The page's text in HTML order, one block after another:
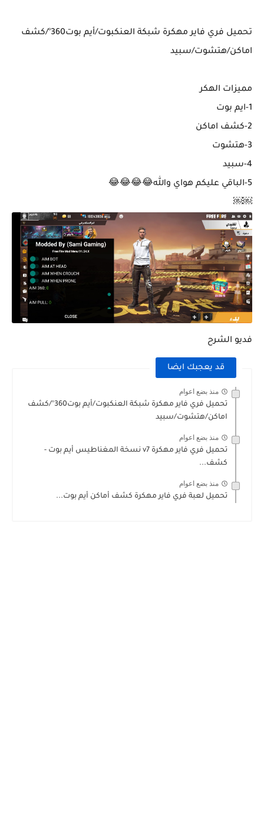
تحميل فري فاير مهكرة شبكة العنكبوت/أيم بوت360°/كشف
اماكن/هتشوت/سبيد
مميزات الهكر
1-ايم بوت
2-كشف اماكن
3-هتشوت
4-سبيد
5-الباقي عليكم هواي والله😂😂😂😂
￼￼
فديو الشرح
قد يعجبك ايضا
منذ بضع اعوام
تحميل فري فاير مهكرة شبكة العنكبوت/أيم بوت360°/كشف
اماكن/هتشوت/سبيد
منذ بضع اعوام
تحميل فري فاير مهكرة ‏v7 ‏نسخة ‏المغناطيس ‏أيم ‏بوت ‏-
كشف...
منذ بضع اعوام
تحميل لعبة فري فاير مهكرة كشف أماكن أيم بوت...